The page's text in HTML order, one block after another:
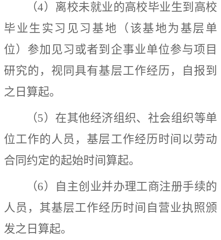
（4 ）离校未就业 的高校毕业生到高校
毕业生实习见习基地（该基地为基层单
位）参加见习或者到企事业单位参与项目
研究的，视同具有基层工作经历，自报到
之日算起。
（5 ）在其他经济组织、社会组织等单
位工作的人员，基层工作经历时间以劳动
合同约定的起始时间算起。
（6 ）自主创业并办理工商注册手续的
人员，其基层工作经历时间自营业执照颁
发之日算起。